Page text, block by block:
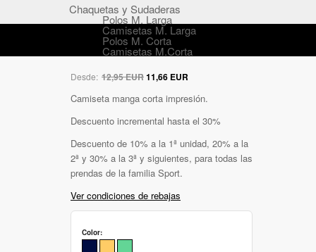
Chaquetas y Sudaderas
Polos M. Larga
Camisetas M. Larga
Polos M. Corta
Camisetas M.Corta
Desde: 12,95 EUR11,66 EUR
Camiseta manga corta impresión.
Descuento incremental hasta el 30%
Descuento de 10% a la 1ª unidad, 20% a la
2ª y 30% a la 3ª y siguientes, para todas las
prendas de la familia Sport.
Ver condiciones de rebajas
Color: